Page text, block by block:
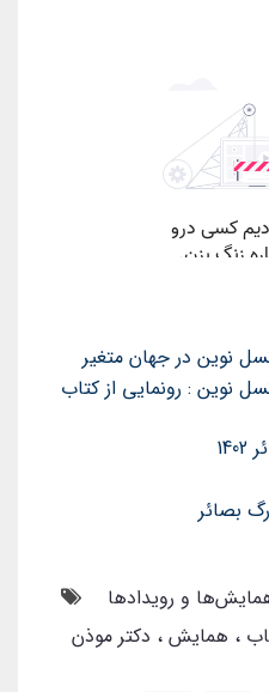
نوین در جهان متغیر
نوین : رونمایی از کتاب
بصائر
و رویدادها
همایش دکتر موذن